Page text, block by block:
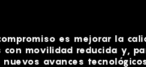
es mejorar la
con movilidad reducida y,
nuevos avances